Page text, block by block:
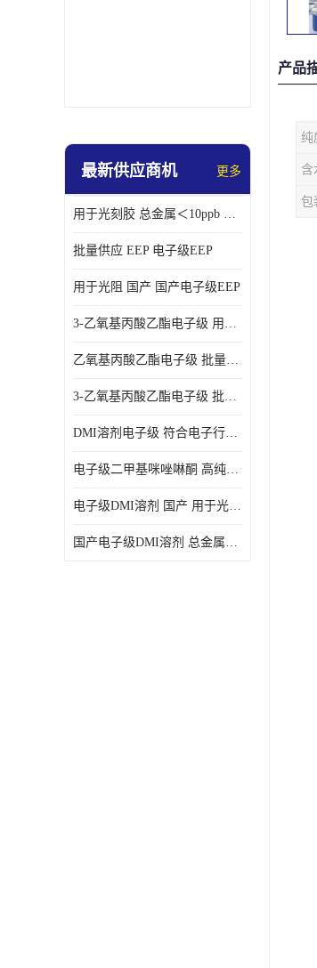
最新供应商机 更多
用于光刻胶 总金属＜10ppb 电子级EEP溶剂
批量供应 EEP 电子级EEP
用于光阻 国产 国产电子级EEP
3-乙氧基丙酸乙酯电子级 用于剥离液 国产
乙氧基丙酸乙酯电子级 批量供应 电子级
3-乙氧基丙酸乙酯电子级 批量供应
DMI溶剂电子级 符合电子行业要求
电子级二甲基咪唑啉酮 高纯度 用于光阻
电子级DMI溶剂 国产 用于光刻胶
国产电子级DMI溶剂 总金属小于20ppb 用于半导体清洗
产品
纯
含
包